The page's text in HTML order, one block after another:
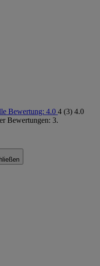
Bewertung: 4.0 4 (3) 4.0
Bewertungen: 3.